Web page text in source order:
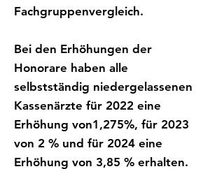
Fachgruppenvergleich.
Bei den Erhöhungen der
Honorare haben alle
selbstständig niedergelassenen
Kassenärzte für 2022 eine
Erhöhung von1,275%, für 2023
von 2 % und für 2024 eine
Erhöhung von 3,85 % erhalten.